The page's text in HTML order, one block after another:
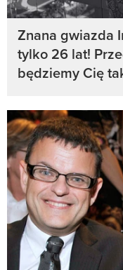
Znana gwiazda
tylko 26 lat!
będziemy Cię